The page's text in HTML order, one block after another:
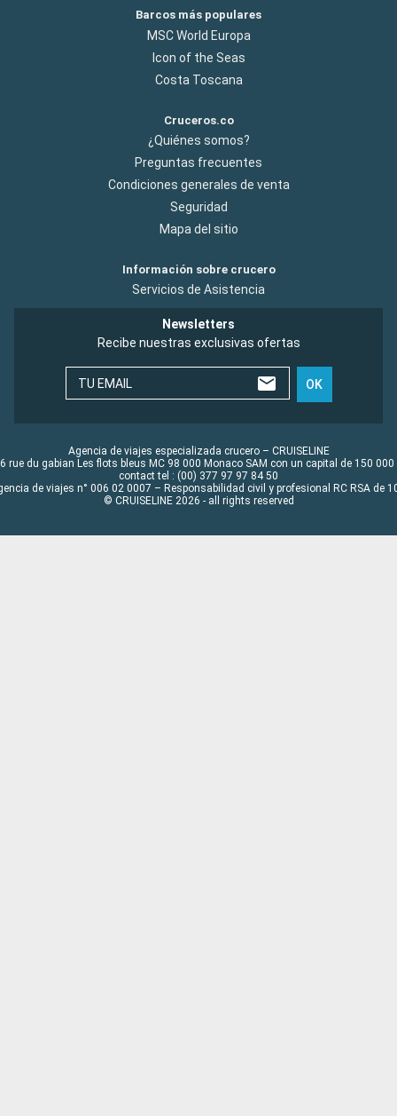
Barcos más populares
MSC World Europa
Icon of the Seas
Costa Toscana
Cruceros.co
¿Quiénes somos?
Preguntas frecuentes
Condiciones generales de venta
Seguridad
Mapa del sitio
Información sobre crucero
Servicios de Asistencia
Newsletters
Recibe nuestras exclusivas ofertas
TU EMAIL OK
Agencia de viajes especializada crucero – CRUISELINE
rue du gabian Les flots bleus MC 98 000 Monaco SAM con un capital de 150 000
contact tel : (00) 377 97 97 84 50
de viajes n° 006 02 0007 – Responsabilidad civil y profesional RC RSA de
© CRUISELINE 2026 - all rights reserved